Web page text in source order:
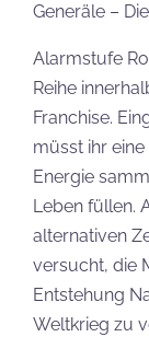
Generäle –
Alarmstufe
Reihe
Franchise.
müsst ihr
Energie
Leben füllen.
alternativen
versucht, die
Entstehung
Weltkrieg zu